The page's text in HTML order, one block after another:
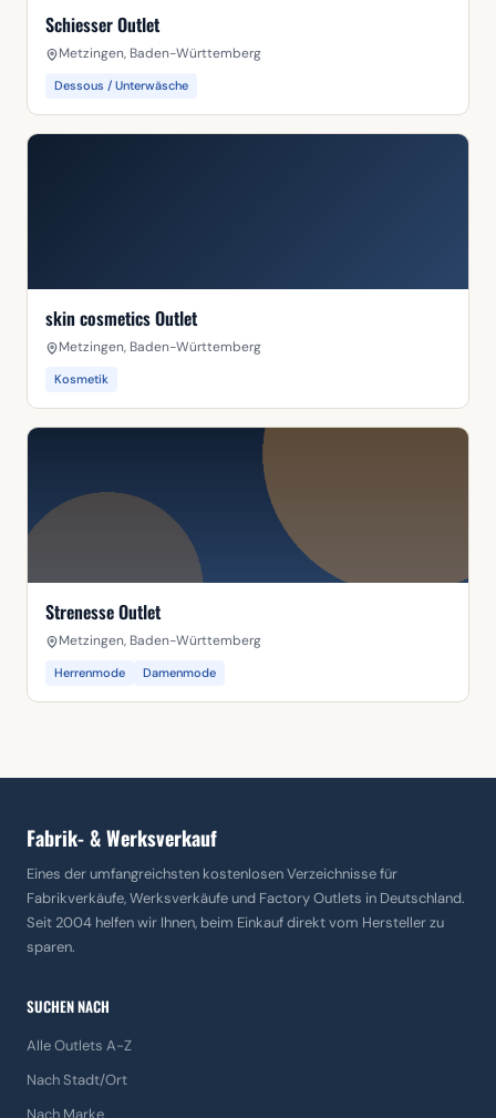
Schiesser Outlet
Metzingen, Baden-Württemberg
Dessous / Unterwäsche
skin cosmetics Outlet
Metzingen, Baden-Württemberg
Kosmetik
Strenesse Outlet
Metzingen, Baden-Württemberg
Herrenmode Damenmode
Fabrik- & Werksverkauf
Eines der umfangreichsten kostenlosen Verzeichnisse für
Fabrikverkäufe, Werksverkäufe und Factory Outlets in Deutschland.
Seit 2004 helfen wir Ihnen, beim Einkauf direkt vom Hersteller zu
sparen.
SUCHEN NACH
Alle Outlets A-Z
Nach Stadt/Ort
Nach Marke